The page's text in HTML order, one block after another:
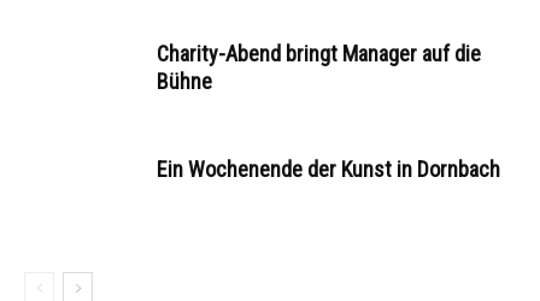
Charity-Abend bringt Manager auf die
Bühne
Ein Wochenende der Kunst in Dornbach